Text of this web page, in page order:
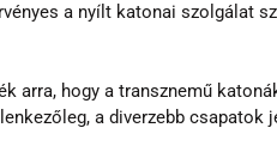
a nyílt katonai szolgálat
arra, hogy a transznemű
a diverzebb csapatok